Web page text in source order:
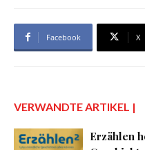
Facebook X
VERWANDTE ARTIKEL |
Erzählen